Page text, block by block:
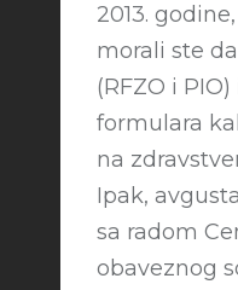
2013.
morali ste
(RFZO i
formulara
na
Ipak,
sa radom
obaveznog